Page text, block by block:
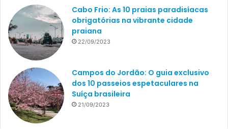
Cabo Frio: As 10 praias paradisíacas
obrigatórias na vibrante cidade
praiana
22/09/2023
Campos do Jordão: O guia exclusivo
dos 10 passeios espetaculares na
Suíça brasileira
21/09/2023